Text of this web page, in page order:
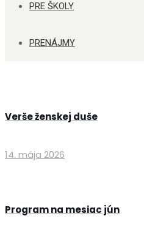
PRE ŠKOLY
PRENÁJMY
Verše ženskej duše
14. mája 2026
Program na mesiac jún